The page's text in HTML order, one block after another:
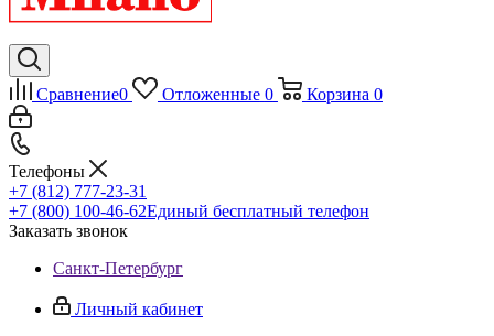
Сравнение0 Отложенные 0 Корзина 0
Телефоны
+7 (812) 777-23-31
+7 (800) 100-46-62Единый бесплатный телефон
Заказать звонок
Санкт-Петербург
Личный кабинет